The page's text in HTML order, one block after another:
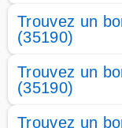
Trouvez un
(35190)
Trouvez un
(35190)
Trouvez un